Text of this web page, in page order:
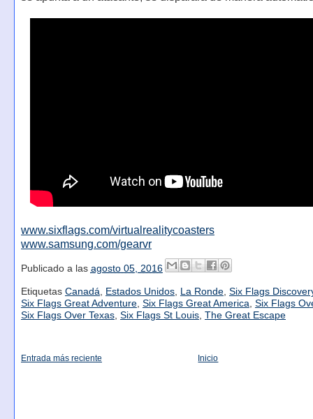
www.sixflags.com/virtualrealitycoasters
www.samsung.com/gearvr
Publicado a las agosto 05, 2016
Etiquetas Canadá, Estados Unidos, La Ronde, Six Flags
Six Flags Great Adventure, Six Flags Great America, Six Flags
Six Flags Over Texas, Six Flags St Louis, The Great Escape
Entrada más reciente Inicio